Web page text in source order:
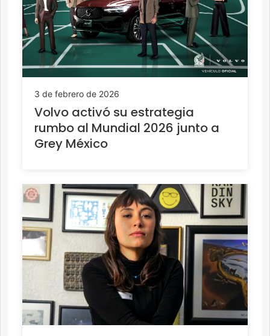
3 de febrero de 2026
Volvo activó su estrategia
rumbo al Mundial 2026 junto a
Grey México